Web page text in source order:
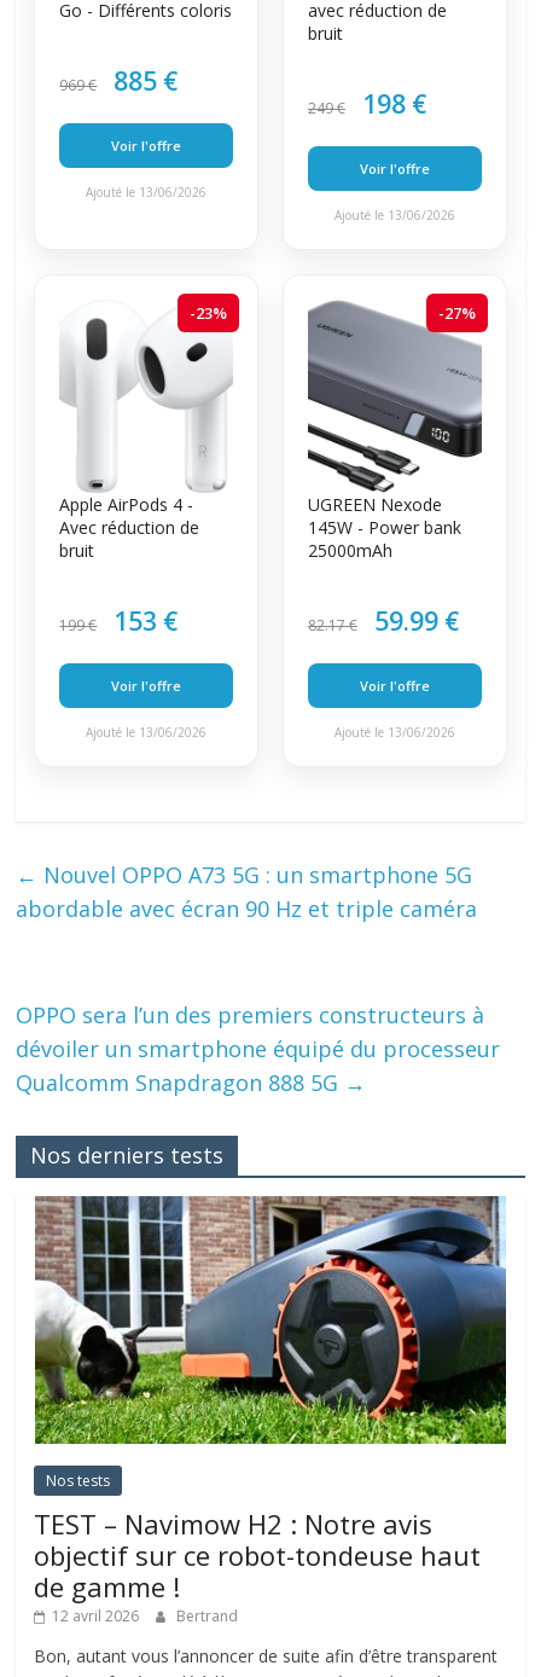
Go - Différents coloris
969 € 885 €
Voir l'offre
Ajouté le 13/06/2026
avec réduction de
bruit
249 € 198 €
Voir l'offre
Ajouté le 13/06/2026
-23%
Apple AirPods 4 -
Avec réduction de
bruit
199 € 153 €
Voir l'offre
Ajouté le 13/06/2026
-27%
UGREEN Nexode
145W - Power bank
25000mAh
82.17 € 59.99 €
Voir l'offre
Ajouté le 13/06/2026
← Nouvel OPPO A73 5G : un smartphone 5G
abordable avec écran 90 Hz et triple caméra
OPPO sera l’un des premiers constructeurs à
dévoiler un smartphone équipé du processeur
Qualcomm Snapdragon 888 5G →
Nos derniers tests
Nos tests
TEST – Navimow H2 : Notre avis
objectif sur ce robot-tondeuse haut
de gamme !
12 avril 2026 Bertrand
Bon, autant vous l’annoncer de suite afin d’être transparent